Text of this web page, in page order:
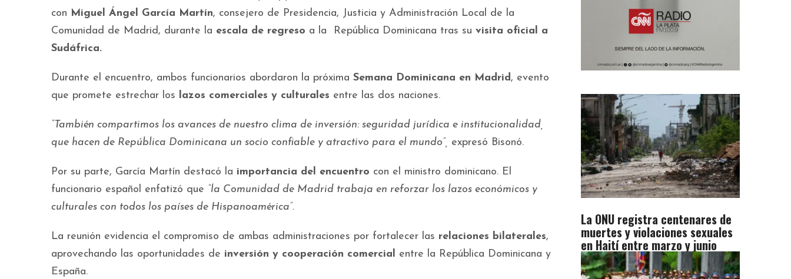
con Miguel Ángel García Martín, consejero de Presidencia, Justicia y Administración Local de la
Comunidad de Madrid, durante la escala de regreso a la República Dominicana tras su visita oficial a
Sudáfrica.
Durante el encuentro, ambos funcionarios abordaron la próxima Semana Dominicana en Madrid, evento
que promete estrechar los lazos comerciales y culturales entre las dos naciones.
“También compartimos los avances de nuestro clima de inversión: seguridad jurídica e institucionalidad,
que hacen de República Dominicana un socio confiable y atractivo para el mundo”, expresó Bisonó.
Por su parte, García Martín destacó la importancia del encuentro con el ministro dominicano. El
funcionario español enfatizó que “la Comunidad de Madrid trabaja en reforzar los lazos económicos y
culturales con todos los países de Hispanoamérica”.
La reunión evidencia el compromiso de ambas administraciones por fortalecer las relaciones bilaterales,
aprovechando las oportunidades de inversión y cooperación comercial entre la República Dominicana y
España.
La ONU registra centenares de
muertes y violaciones sexuales
en Haití entre marzo y junio